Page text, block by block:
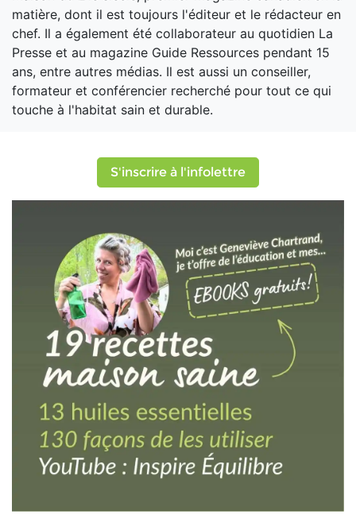
matière, dont il est toujours l'éditeur et le rédacteur en
chef. Il a également été collaborateur au quotidien La
Presse et au magazine Guide Ressources pendant 15
ans, entre autres médias. Il est aussi un conseiller,
formateur et conférencier recherché pour tout ce qui
touche à l'habitat sain et durable.
S'inscrire à l'infolettre